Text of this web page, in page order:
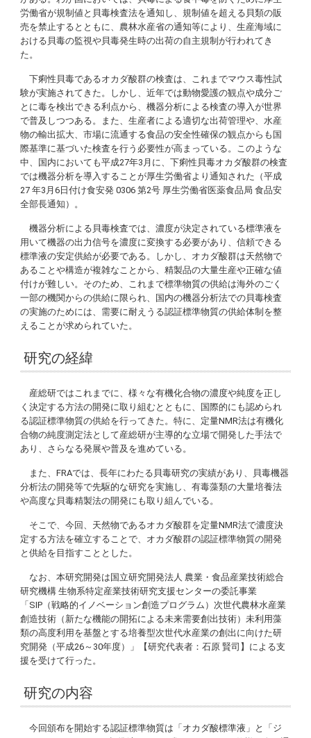
労働省が規制値と貝毒検査法を通知し、規制値を超える貝類の販
売を禁止するとともに、農林水産省の通知等により、生産海域に
おける貝毒の監視や貝毒発生時の出荷の自主規制が行われてき
た。
下痢性貝毒であるオカダ酸群の検査は、これまでマウス毒性試
験が実施されてきた。しかし、近年では動物愛護の観点や成分ご
とに毒を検出できる利点から、機器分析による検査の導入が世界
で普及しつつある。また、生産者による適切な出荷管理や、水産
物の輸出拡大、市場に流通する食品の安全性確保の観点からも国
際基準に基づいた検査を行う必要性が高まっている。このような
中、国内においても平成27年3月に、下痢性貝毒オカダ酸群の検査
では機器分析を導入することが厚生労働省より通知された（平成
27 年3月6日付け食安発 0306 第2号 厚生労働省医薬食品局 食品安
全部長通知）。
機器分析による貝毒検査では、濃度が決定されている標準液を
用いて機器の出力信号を濃度に変換する必要があり、信頼できる
標準液の安定供給が必要である。しかし、オカダ酸群は天然物で
あることや構造が複雑なことから、精製品の大量生産や正確な値
付けが難しい。そのため、これまで標準物質の供給は海外のごく
一部の機関からの供給に限られ、国内の機器分析法での貝毒検査
の実施のためには、需要に耐えうる認証標準物質の供給体制を整
えることが求められていた。
研究の経緯
産総研ではこれまでに、様々な有機化合物の濃度や純度を正し
く決定する方法の開発に取り組むとともに、国際的にも認められ
る認証標準物質の供給を行ってきた。特に、定量NMR法は有機化
合物の純度測定法として産総研が主導的な立場で開発した手法で
あり、さらなる発展や普及を進めている。
また、FRAでは、長年にわたる貝毒研究の実績があり、貝毒機器
分析法の開発等で先駆的な研究を実施し、有毒藻類の大量培養法
や高度な貝毒精製法の開発にも取り組んでいる。
そこで、今回、天然物であるオカダ酸群を定量NMR法で濃度決
定する方法を確立することで、オカダ酸群の認証標準物質の開発
と供給を目指すこととした。
なお、本研究開発は国立研究開発法人 農業・食品産業技術総合
研究機構 生物系特定産業技術研究支援センターの委託事業
「SIP（戦略的イノベーション創造プログラム）次世代農林水産業
創造技術（新たな機能の開拓による未来需要創出技術）未利用藻
類の高度利用を基盤とする培養型次世代水産業の創出に向けた研
究開発（平成26～30年度）」【研究代表者：石原 賢司】による支
援を受けて行った。
研究の内容
今回頒布を開始する認証標準物質は「オカダ酸標準液」と「ジ